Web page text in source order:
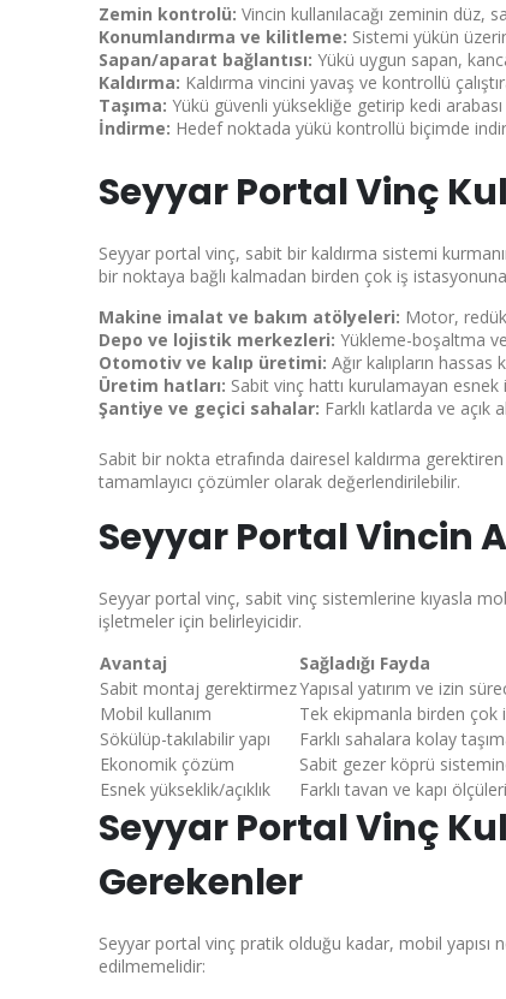
Zemin kontrolü: Vincin kullanılacağı zeminin düz,
Konumlandırma ve kilitleme: Sistemi yükün
Sapan/aparat bağlantısı: Yükü uygun sapan,
Kaldırma: Kaldırma vincini yavaş ve kontrollü
Taşıma: Yükü güvenli yüksekliğe getirip kedi
İndirme: Hedef noktada yükü kontrollü biçimde
Seyyar Portal Vinç
Seyyar portal vinç, sabit bir kaldırma sistemi
bir noktaya bağlı kalmadan birden çok iş
Makine imalat ve bakım atölyeleri: Motor,
Depo ve lojistik merkezleri: Yükleme-boşaltma
Otomotiv ve kalıp üretimi: Ağır kalıpların hassas
Üretim hatları: Sabit vinç hattı kurulamayan
Şantiye ve geçici sahalar: Farklı katlarda ve açık
Sabit bir nokta etrafında dairesel kaldırma
tamamlayıcı çözümler olarak değerlendirilebilir.
Seyyar Portal Vincin
Seyyar portal vinç, sabit vinç sistemlerine kıyasla
işletmeler için belirleyicidir.
Avantaj
Sağladığı Fayda
Sabit montaj gerektirmezYapısal yatırım ve izin
Mobil kullanım
Tek ekipmanla birden
Sökülüp-takılabilir yapı
Farklı sahalara kolay
Ekonomik çözüm
Sabit gezer köprü
Esnek yükseklik/açıklık
Farklı tavan ve kapı
Seyyar Portal Vinç
Gerekenler
Seyyar portal vinç pratik olduğu kadar, mobil yapısı
edilmemelidir: